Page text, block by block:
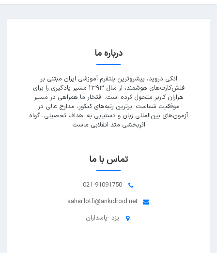
درباره ما
انکی دروید، پیشروترین پلتفرم آموزشی ایران مبتنی بر
فلش‌کارت‌های هوشمند، از سال ۱۳۹۳ مسیر یادگیری را برای
هزاران کاربر متحول کرده است. افتخار ما همراهی در مسیر
موفقیت شماست. برترین رتبه‌های کنکور، مدارج عالی در
آزمون‌های بین‌المللی زبان و دستیابی به اهداف تحصیلی، گواه
اثربخشی متد انقلابی ماست
تماس با ما
021-91091750
sahar.lotfi@ankidroid.net
یزد -پاسداران